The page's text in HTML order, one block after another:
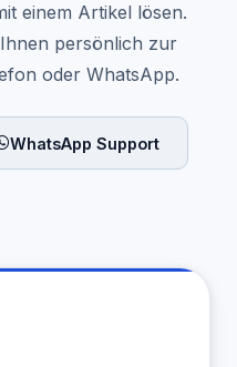
einem Artikel lösen.
persönlich zur
oder WhatsApp.
WhatsApp Support